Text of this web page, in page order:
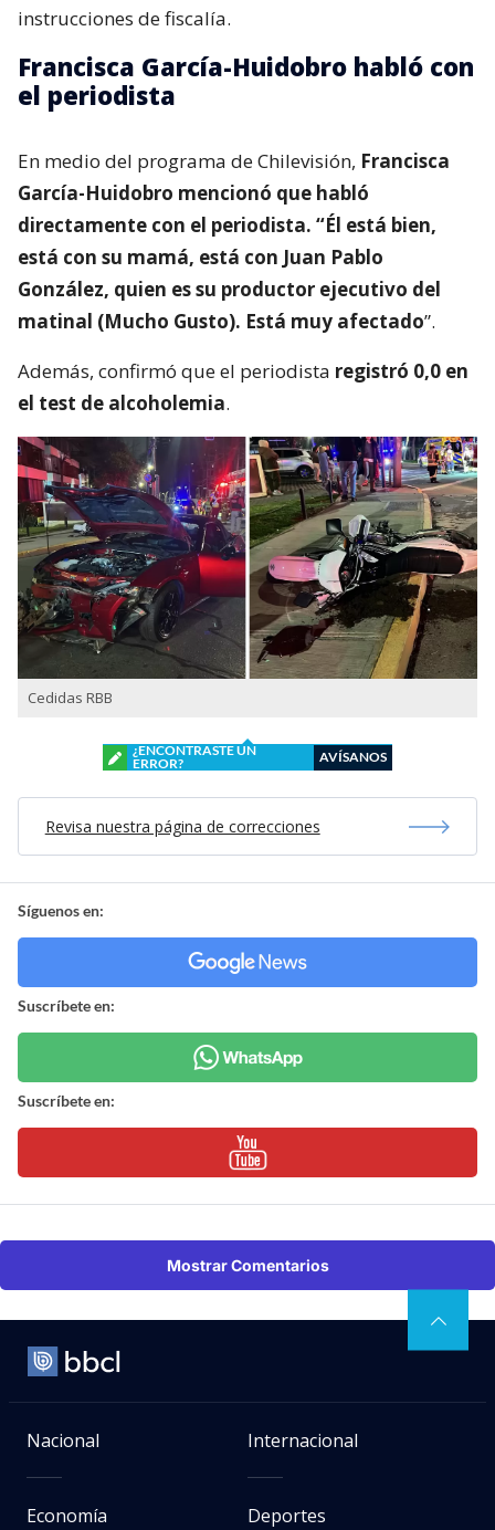
instrucciones de fiscalía.
Francisca García-Huidobro habló con
el periodista
En medio del programa de Chilevisión, Francisca
García-Huidobro mencionó que habló
directamente con el periodista. “Él está bien,
está con su mamá, está con Juan Pablo
González, quien es su productor ejecutivo del
matinal (Mucho Gusto). Está muy afectado”.
Además, confirmó que el periodista registró 0,0 en
el test de alcoholemia.
Cedidas RBB
¿ENCONTRASTE UN
ERROR?
AVÍSANOS
Revisa nuestra página de correcciones
Síguenos en:
Suscríbete en:
Suscríbete en:
Mostrar Comentarios
Nacional Internacional
Economía Deportes